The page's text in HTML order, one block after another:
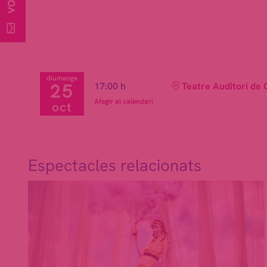
diumenge
25
oct
17:00 h Teatre Auditori de
Afegir al calendari
Espectacles relacionats